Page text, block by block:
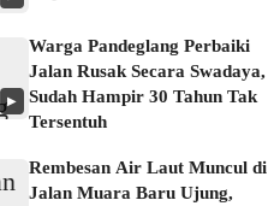
▶
Warga Pandeglang Perbaiki
Jalan Rusak Secara Swadaya,
Sudah Hampir 30 Tahun Tak
Tersentuh
Rembesan Air Laut Muncul di
Jalan Muara Baru Ujung,